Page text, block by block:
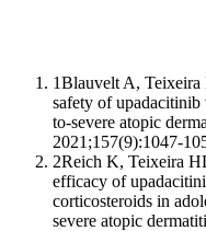
1Blauvelt A, Teixeira
safety of
to-severe atopic
2021;157(9):1047-
2Reich K, Teixeira
efficacy of
corticosteroids in
severe atopic